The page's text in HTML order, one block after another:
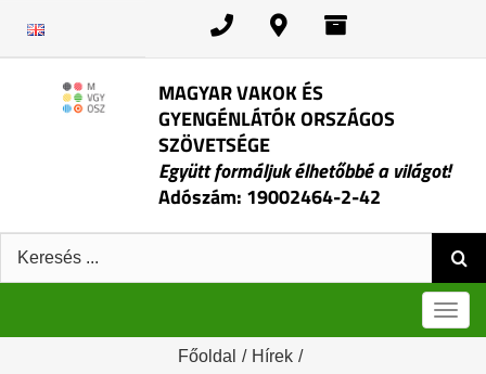
MAGYAR VAKOK ÉS
GYENGÉNLÁTÓK ORSZÁGOS
SZÖVETSÉGE
Együtt formáljuk élhetőbbé a világot!
Adószám: 19002464-2-42
Keresés:
Főoldal / Hírek /